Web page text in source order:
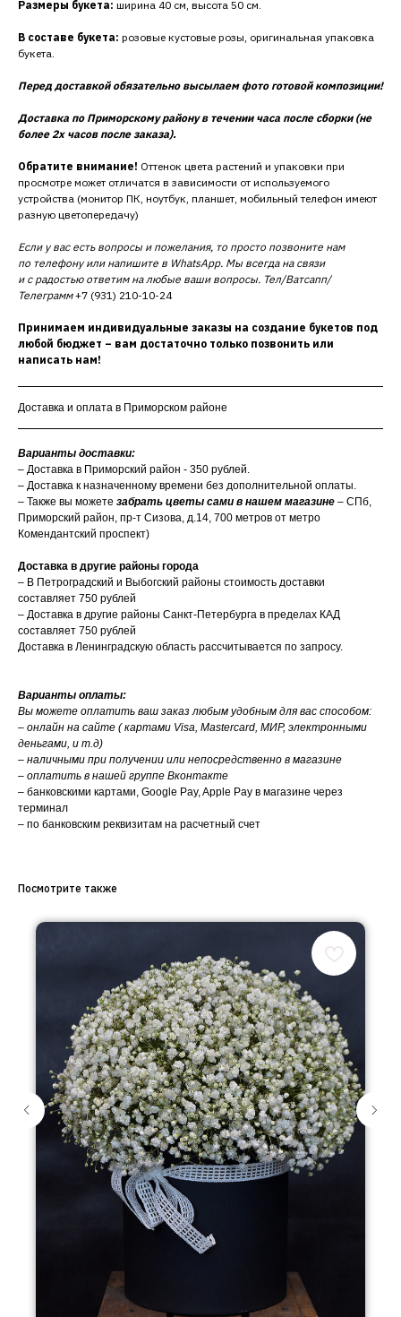
Размеры букета: ширина 40 см, высота 50 см.
В составе букета: розовые кустовые розы, оригинальная упаковка
букета.
Перед доставкой обязательно высылаем фото готовой композиции!
Доставка по Приморскому району в течении часа после сборки (не
более 2х часов после заказа).
Обратите внимание! Оттенок цвета растений и упаковки при
просмотре может отличатся в зависимости от используемого
устройства (монитор ПК, ноутбук, планшет, мобильный телефон имеют
разную цветопередачу)
Если у вас есть вопросы и пожелания, то просто позвоните нам
по телефону или напишите в WhatsApp. Мы всегда на связи
и с радостью ответим на любые ваши вопросы. Тел/Ватсапп/
Телеграмм+7 (931) 210-10-24
Принимаем индивидуальные заказы на создание букетов под
любой бюджет – вам достаточно только позвонить или
написать нам!
Доставка и оплата в Приморском районе
Варианты доставки:
– Доставка в Приморский район - 350 рублей.
– Доставка к назначенному времени без дополнительной оплаты.
– Также вы можете забрать цветы сами в нашем магазине – СПб,
Приморский район, пр-т Сизова, д.14, 700 метров от метро
Комендантский проспект)
Доставка в другие районы города
– В Петроградский и Выбогский районы стоимость доставки
составляет 750 рублей
– Доставка в другие районы Санкт-Петербурга в пределах КАД
составляет 750 рублей
Доставка в Ленинградскую область рассчитывается по запросу.
Варианты оплаты:
Вы можете оплатить ваш заказ любым удобным для вас способом:
– онлайн на сайте ( картами Visa, Mastercard, МИР, электронными
деньгами, и т.д)
– наличными при получении или непосредственно в магазине
– оплатить в нашей группе Вконтакте
– банковскими картами, Google Pay, Apple Pay в магазине через
терминал
– по банковским реквизитам на расчетный счет
Посмотрите также